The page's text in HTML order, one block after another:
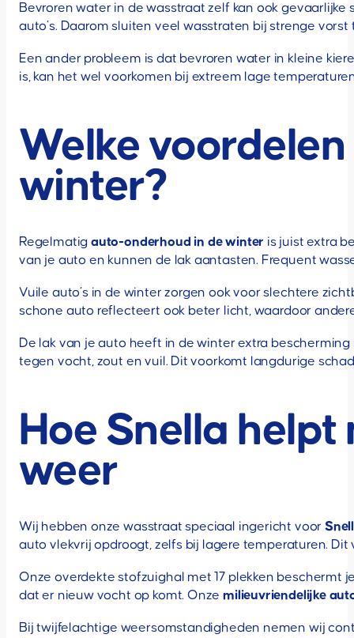
Bevroren water in de wasstraat zelf kan ook
auto’s. Daarom sluiten veel wasstraten bij strenge vorst
Een ander probleem is dat bevroren water in kleine
is, kan het wel voorkomen bij extreem lage
Welke
winter?
Regelmatigauto-onderhoud in de winter is juist extra
van je auto en kunnen de lak aantasten. Frequent
Vuile auto’s in de winter zorgen ook voor slechtere
schone auto reflecteert ook beter licht, waardoor
De lak van je auto heeft in de winter extra
tegen vocht, zout en vuil. Dit voorkomt langdurige
Hoe Snella
weer
Wij hebben onze wasstraat speciaal ingericht voor
auto vlekvrij opdroogt, zelfs bij lagere temperaturen.
Onze overdekte stofzuighal met 17 plekken beschermt
dat er nieuw vocht op komt. Onzemilieuvriendelijke
Bij twijfelachtige weersomstandigheden nemen wij